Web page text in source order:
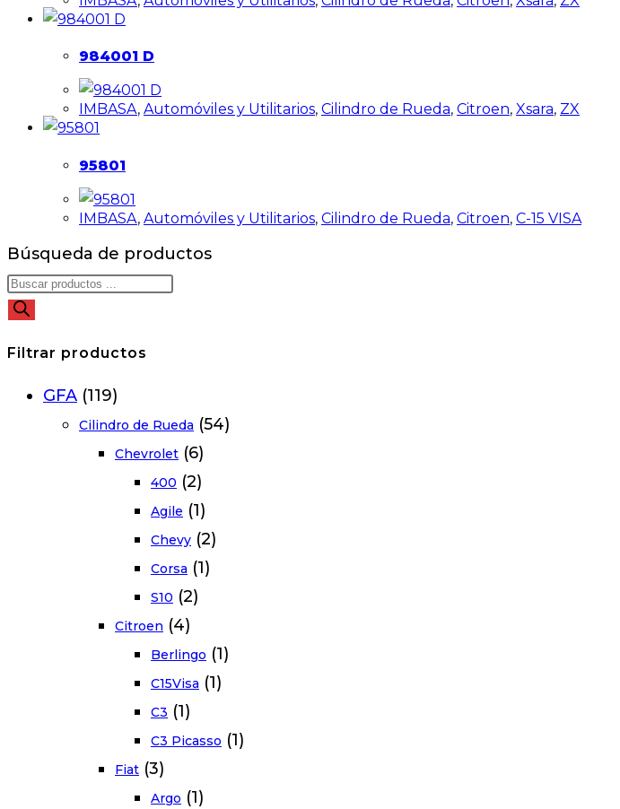
984001 D
IMBASA, Automóviles y Utilitarios, Cilindro de Rueda, Citroen, Xsara, ZX
95801
IMBASA, Automóviles y Utilitarios, Cilindro de Rueda, Citroen, C-15 VISA
Búsqueda de productos
Filtrar productos
GFA (119)
Cilindro de Rueda (54)
Chevrolet (6)
400 (2)
Agile (1)
Chevy (2)
Corsa (1)
S10 (2)
Citroen (4)
Berlingo (1)
C15Visa (1)
C3 (1)
C3 Picasso (1)
Fiat (3)
Argo (1)